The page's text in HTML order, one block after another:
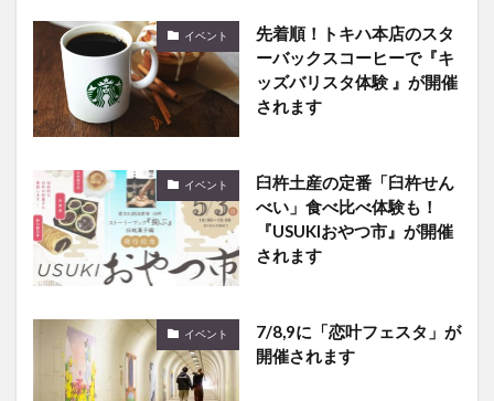
イベント
先着順！トキハ本店のスタ
ーバックスコーヒーで『キ
ッズバリスタ体験 』が開催
されます
イベント
臼杵土産の定番「臼杵せん
べい」食べ比べ体験も！
『USUKIおやつ市』が開催
されます
イベント
7/8,9に「恋叶フェスタ」が
開催されます